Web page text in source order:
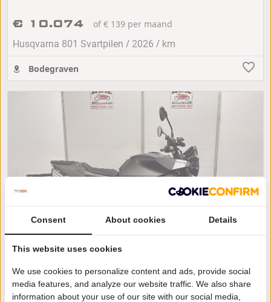
€ 10.074
of € 139 per maand
Husqvarna 801 Svartpilen / 2026 / km
Bodegraven
€ 9.450 of € 130 per maand
Consent About cookies Details
This website uses cookies
We use cookies to personalize content and ads, provide social
media features, and analyze our website traffic. We also share
information about your use of our site with our social media,